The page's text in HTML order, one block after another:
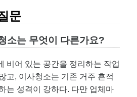
문
소는 무엇이 다른가요?
비어 있는 공간을 정리하는 작업
고, 이사청소는 기존 거주 흔적
는 성격이 강하다. 다만 업체마